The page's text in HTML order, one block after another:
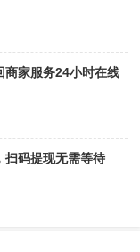
商家服务24小时在线
扫码提现无需等待